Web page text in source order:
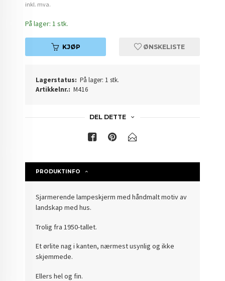
inkl. mva.
På lager: 1 stk.
KJØP ØNSKELISTE
Lagerstatus: På lager: 1 stk.
Artikkelnr.: M416
DEL DETTE
PRODUKTINFO
Sjarmerende lampeskjerm med håndmalt motiv av
landskap med hus.
Trolig fra 1950-tallet.
Et ørlite nag i kanten, nærmest usynlig og ikke
skjemmede.
Ellers hel og fin.